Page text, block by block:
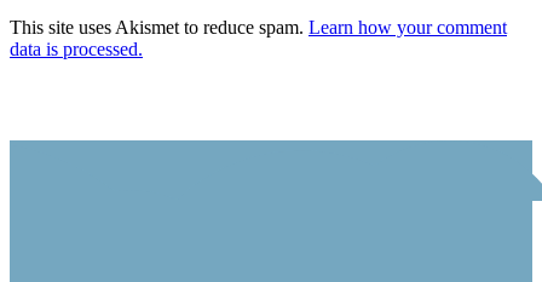
This site uses Akismet to reduce spam. Learn how your comment
data is processed.